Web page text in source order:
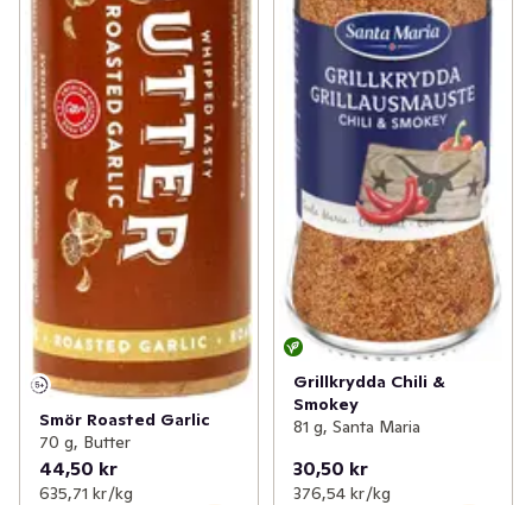
Smör Roasted Garlic
70 g, Butter
44,50 kr
635,71 kr /kg
Grillkrydda Chili &
Smokey
81 g, Santa Maria
30,50 kr
376,54 kr /kg